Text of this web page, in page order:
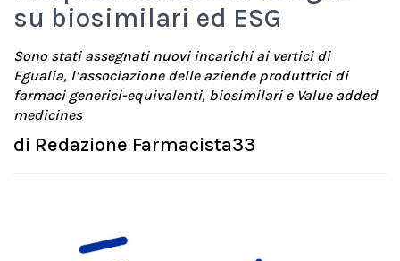
su biosimilari ed ESG
Sono stati assegnati nuovi incarichi ai vertici di
Egualia, l’associazione delle aziende produttrici di
farmaci generici-equivalenti, biosimilari e Value added
medicines
di Redazione Farmacista33